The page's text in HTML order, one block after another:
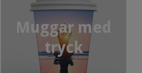
Muggar med
tryck
Black Hill Douglas Travel
598 kr